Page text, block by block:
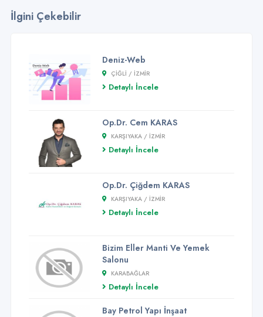
İlgini Çekebilir
Deniz-Web
ÇIĞLI / İZMİR
Detaylı İncele
Op.Dr. Cem KARAS
KARŞIYAKA / İZMİR
Detaylı İncele
Op.Dr. Çiğdem KARAS
KARŞIYAKA / İZMİR
Detaylı İncele
Bizim Eller Manti Ve Yemek
Salonu
KARABAĞLAR
Detaylı İncele
Bay Petrol Yapı İnşaat